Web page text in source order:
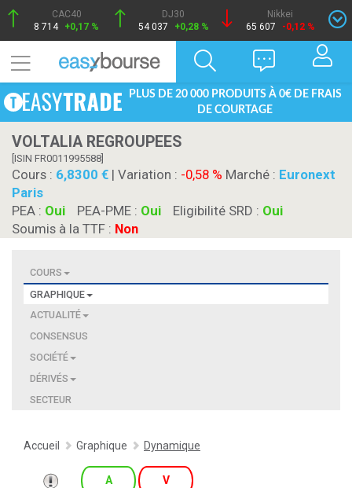
CAC40
8 714 +0,17 %
DJ30
54 037
+0,28 %
Nikkei
65 607
-0,12 %
PLUS DE 20 000 PRODUITS À 0€ DE FRAIS
DE COURTAGE
VOLTALIA REGROUPEES
[ISIN FR0011995588]
Cours : 6,8300 | Variation : -0,58 % Marché : Euronext
Paris
PEA : Oui PEA-PME : Oui Eligibilité SRD : Oui
Soumis à la TTF : Non
COURS
GRAPHIQUE
ACTUALITÉ
CONSENSUS
SOCIÉTÉ
DÉRIVÉS
SECTEUR
Accueil Graphique Dynamique
A V